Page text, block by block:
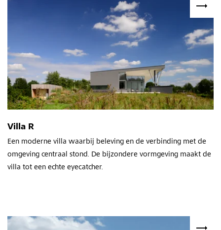
Villa R
Een moderne villa waarbij beleving en de verbinding met de
omgeving centraal stond. De bijzondere vormgeving maakt de
villa tot een echte eyecatcher.